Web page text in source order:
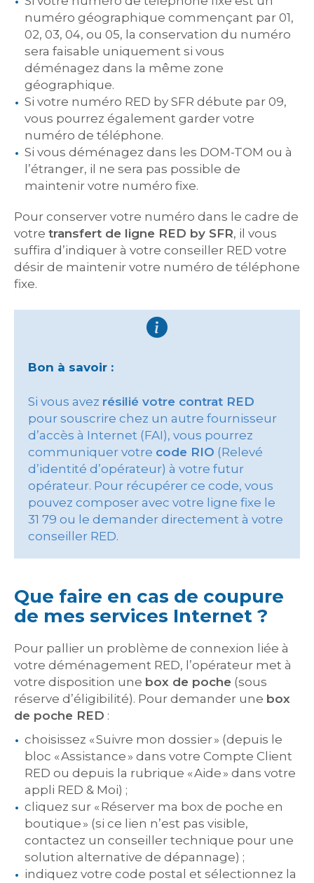
numéro géographique commençant par 01,
02, 03, 04, ou 05, la conservation du numéro
sera faisable uniquement si vous
déménagez dans la même zone
géographique.
Si votre numéro RED by SFR débute par 09,
vous pourrez également garder votre
numéro de téléphone.
Si vous déménagez dans les DOM-TOM ou à
l’étranger, il ne sera pas possible de
maintenir votre numéro fixe.
Pour conserver votre numéro dans le cadre de
votre transfert de ligne RED by SFR, il vous
suffira d’indiquer à votre conseiller RED votre
désir de maintenir votre numéro de téléphone
fixe.
Bon à savoir :
Si vous avez résilié votre contrat RED
pour souscrire chez un autre fournisseur
d’accès à Internet (FAI), vous pourrez
communiquer votre code RIO (Relevé
d’identité d’opérateur) à votre futur
opérateur. Pour récupérer ce code, vous
pouvez composer avec votre ligne fixe le
31 79 ou le demander directement à votre
conseiller RED.
Que faire en cas de coupure
de mes services Internet ?
Pour pallier un problème de connexion liée à
votre déménagement RED, l’opérateur met à
votre disposition une box de poche (sous
réserve d’éligibilité). Pour demander une box
de poche RED :
choisissez « Suivre mon dossier » (depuis le
bloc « Assistance » dans votre Compte Client
RED ou depuis la rubrique « Aide » dans votre
appli RED & Moi) ;
cliquez sur « Réserver ma box de poche en
boutique » (si ce lien n’est pas visible,
contactez un conseiller technique pour une
solution alternative de dépannage) ;
indiquez votre code postal et sélectionnez la